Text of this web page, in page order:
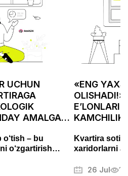
UCHUN
AMALGA
o‘tish – bu
o‘zgartirish
Bu jarayon
«ENG
Kvartira
xaridorlarni
26 Jul